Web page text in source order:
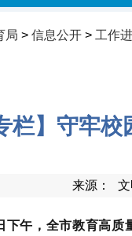
局 > 信息公开 > 工作
栏】守牢
来源：
下午，全市教育高